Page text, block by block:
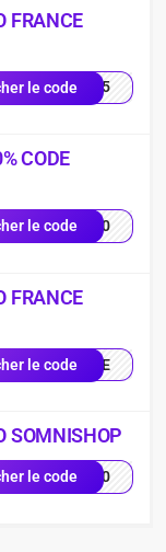
FRANCE
le codeFT15
CODE
le codeCH10
FRANCE
le codeCOME
SOMNISHOP
le codep-10